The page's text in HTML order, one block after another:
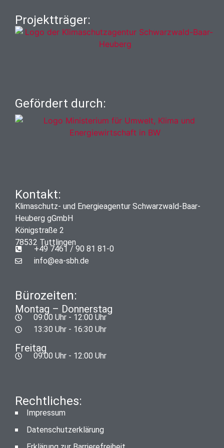
Projektträger:
Gefördert durch:
Kontakt:
Klimaschutz- und Energieagentur Schwarzwald-Baar-
Heuberg gGmbH
Königstraße 2
78532 Tuttlingen
+49 7461 / 90 81 81-0
info@ea-sbh.de
Bürozeiten:
Montag – Donnerstag
09:00 Uhr - 12:00 Uhr
13:30 Uhr - 16:30 Uhr
Freitag
09:00 Uhr - 12:00 Uhr
Rechtliches:
Impressum
Datenschutzerklärung